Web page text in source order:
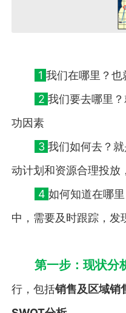
1我们在哪里？也
2我们要去哪里
功因素
3我们如何去？
动计划和资源合理投放
4如何知道在哪
中，需要及时跟踪，发
第一步：现状分
行，包括销售及区域销